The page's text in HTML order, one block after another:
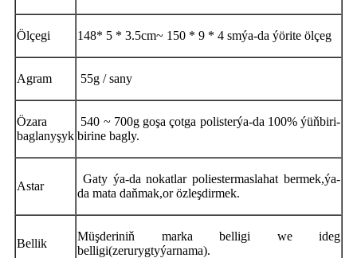
Ölçegi 148* 5 * 3.5cm~ 150 * 9 * 4 smýa-da ýörite ölçeg
Agram 55g / sany
Özara
baglanyşyk
540 ~ 700g goşa çotga polisterýa-da 100% ýüňbiri-
birine bagly.
Astar
Gaty ýa-da nokatlar poliestermaslahat bermek,ýa-
da mata daňmak,orözleşdirmek.
Bellik
Müşderiniň marka belligi we ideg
belligi(zerurygtyýarnama).